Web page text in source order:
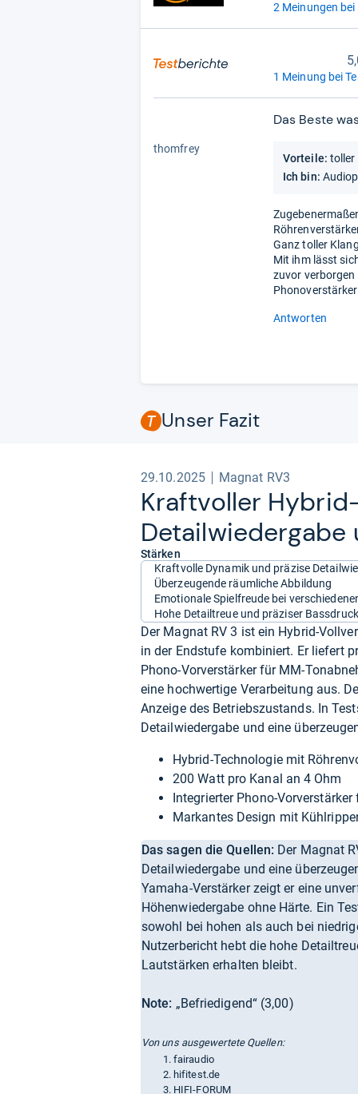
2 Meinungen
1 Meinung bei
von
thomfrey
Das Beste
Vorteile: toller
Ich bin:
Ganz toller
Mit ihm lässt
zuvor verborgen
Antworten
Unser Fazit
29.10.2025 Magnat RV3
Kraft­vol­ler
Stärken
Kraftvolle Dynamik und präzise
Überzeugende räumliche Abbildung
Emotionale Spielfreude bei
Hohe Detailtreue und präziser Bassdruck
Der Magnat RV 3 ist ein Hybrid-
in der Endstufe kombiniert. Er liefert
Phono-Vorverstärker für MM-
eine hochwertige Verarbeitung aus.
Anzeige des Betriebszustands. In
Detailwiedergabe und eine
Hybrid-Technologie mit
200 Watt pro Kanal an 4 Ohm
Integrierter Phono-
Markantes Design mit
Das sagen die Quellen: Der Magnat
Detailwiedergabe und eine
Yamaha-Verstärker zeigt er eine
Höhenwiedergabe ohne Härte. Ein
sowohl bei hohen als auch bei
Nutzerbericht hebt die hohe
Lautstärken erhalten bleibt.
Note: „Befriedigend“ (3,00)
Von uns ausgewertete Quellen:
fairaudio
hifitest.de
HIFI-FORUM